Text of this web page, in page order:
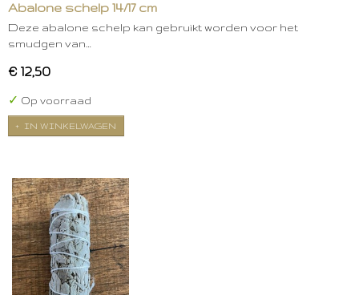
Abalone schelp 14/17 cm
Deze abalone schelp kan gebruikt worden voor het
smudgen van…
€ 12,50
✓ Op voorraad
IN WINKELWAGEN